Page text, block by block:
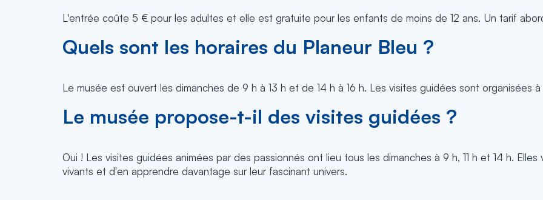
L'entrée coûte 5 € pour les adultes et elle est gratuite pour les enfants de moins de 12 ans. Un tarif
Quels sont les horaires du Planeur Bleu ?
Le musée est ouvert les dimanches de 9 h à 13 h et de 14 h à 16 h. Les visites guidées sont organisées à
Le musée propose-t-il des visites guidées ?
Oui ! Les visites guidées animées par des passionnés ont lieu tous les dimanches à 9 h, 11 h et 14 h.
vivants et d'en apprendre davantage sur leur fascinant univers.